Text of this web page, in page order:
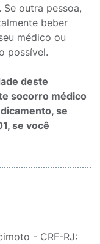
outra pessoa,
beber
médico ou
possível.
deste
socorro médico
se
se você
- CRF-RJ: